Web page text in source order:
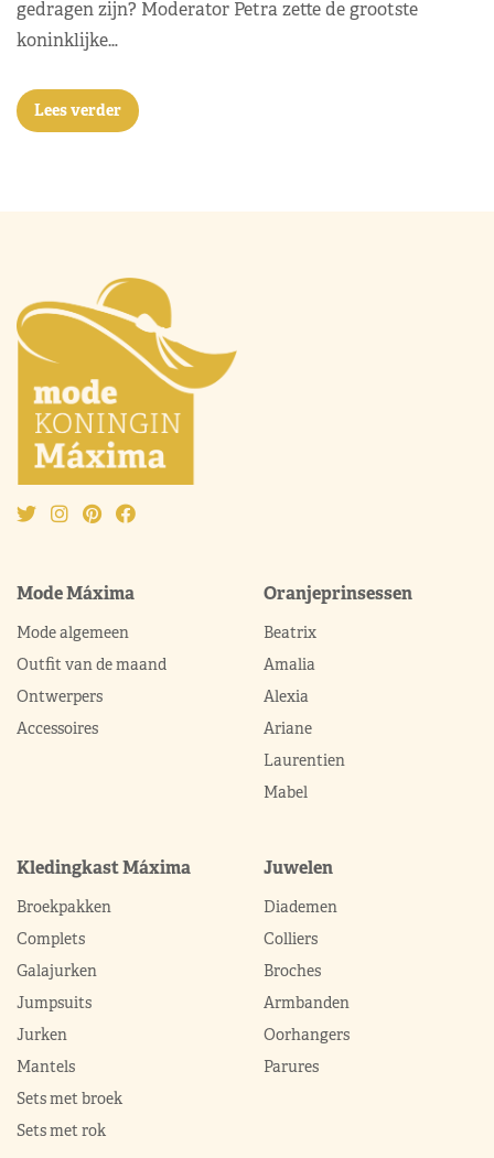
gedragen zijn? Moderator Petra zette de grootste
koninklijke…
Lees verder
Mode Máxima
Mode algemeen
Outfit van de maand
Ontwerpers
Accessoires
Oranjeprinsessen
Beatrix
Amalia
Alexia
Ariane
Laurentien
Mabel
Kledingkast Máxima
Broekpakken
Complets
Galajurken
Jumpsuits
Jurken
Mantels
Sets met broek
Sets met rok
Juwelen
Diademen
Colliers
Broches
Armbanden
Oorhangers
Parures